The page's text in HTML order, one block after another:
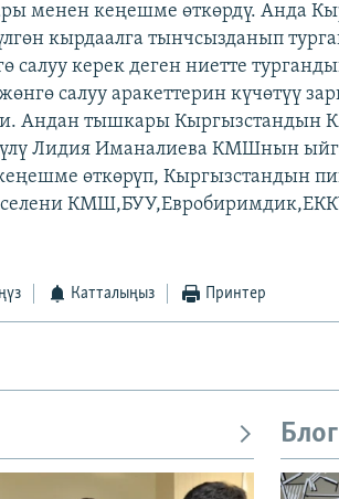
менен кеңешме өткөрдү. Анда
кырдаалга тынчсызданып
салуу керек деген ниетте
салуу аракеттерин күчөтүү
Андан тышкары Кыргызстандын
Лидия Иманалиева КМШнын
өткөрүп, Кыргызстандын
Катталыңыз Принтер